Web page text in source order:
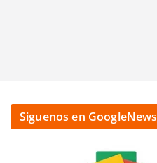
Siguenos en GoogleNews